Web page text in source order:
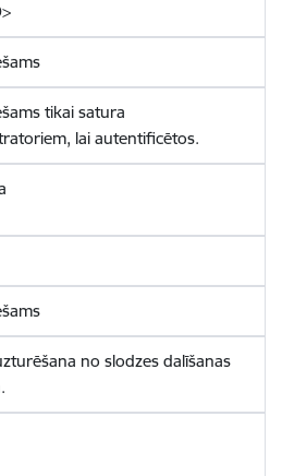
tikai satura
lai autentificētos.
no slodzes dalīšanas